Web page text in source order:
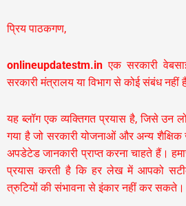
प्रिय पाठकगण,
onlineupdatestm.in एक सरकारी
सरकारी मंत्रालय या विभाग से कोई संबंध नहीं
यह ब्लॉग एक व्यक्तिगत प्रयास है, जिसे उन
गया है जो सरकारी योजनाओं और अन्य
अपडेटेड जानकारी प्राप्त करना चाहते हैं।
प्रयास करती है कि हर लेख में आपको
त्रुटियों की संभावना से इंकार नहीं कर सकते।